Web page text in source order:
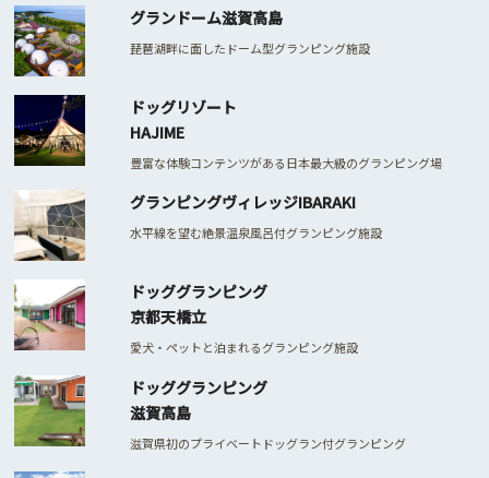
グランドーム滋賀高島
琵琶湖畔に面したドーム型グランピング施設
ドッグリゾート
HAJIME
豊富な体験コンテンツがある日本最大級のグランピング場
グランピングヴィレッジIBARAKI
水平線を望む絶景温泉風呂付グランピング施設
ドッググランピング
京都天橋立
愛犬・ペットと泊まれるグランピング施設
ドッググランピング
滋賀高島
滋賀県初のプライベートドッグラン付グランピング